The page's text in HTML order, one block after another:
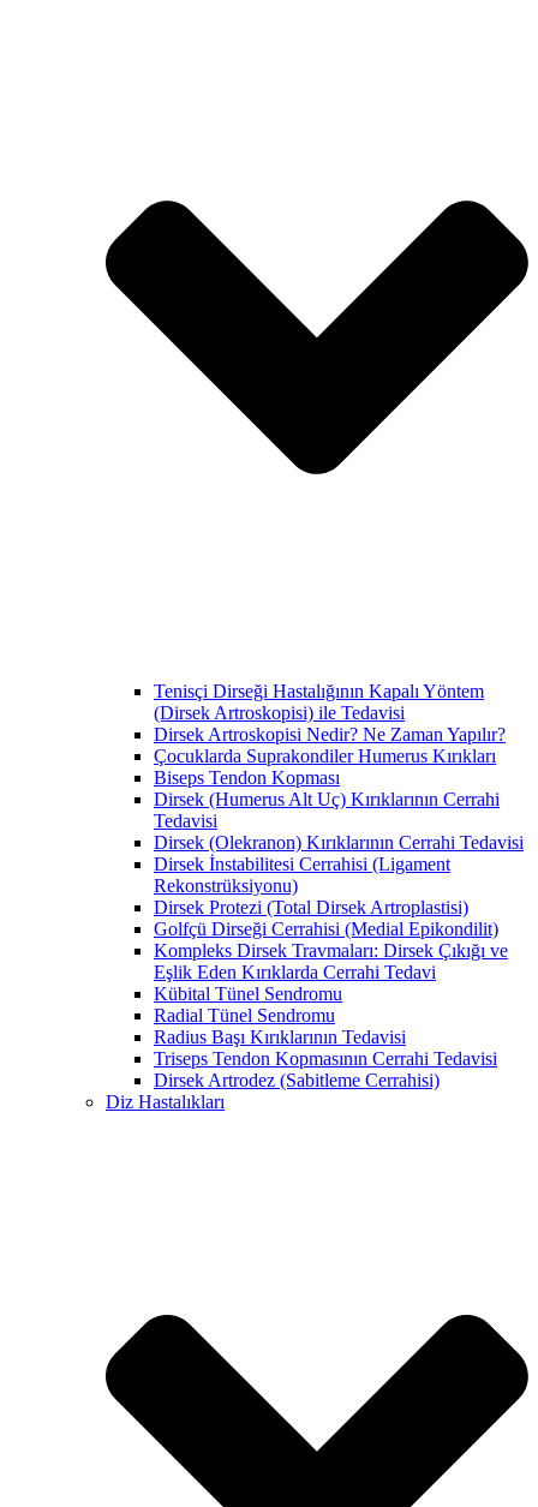
Tenisçi Dirseği Hastalığının Kapalı Yöntem
(Dirsek Artroskopisi) ile Tedavisi
Dirsek Artroskopisi Nedir? Ne Zaman Yapılır?
Çocuklarda Suprakondiler Humerus Kırıkları
Biseps Tendon Kopması
Dirsek (Humerus Alt Uç) Kırıklarının Cerrahi
Tedavisi
Dirsek (Olekranon) Kırıklarının Cerrahi Tedavisi
Dirsek İnstabilitesi Cerrahisi (Ligament
Rekonstrüksiyonu)
Dirsek Protezi (Total Dirsek Artroplastisi)
Golfçü Dirseği Cerrahisi (Medial Epikondilit)
Kompleks Dirsek Travmaları: Dirsek Çıkığı ve
Eşlik Eden Kırıklarda Cerrahi Tedavi
Kübital Tünel Sendromu
Radial Tünel Sendromu
Radius Başı Kırıklarının Tedavisi
Triseps Tendon Kopmasının Cerrahi Tedavisi
Dirsek Artrodez (Sabitleme Cerrahisi)
Diz Hastalıkları